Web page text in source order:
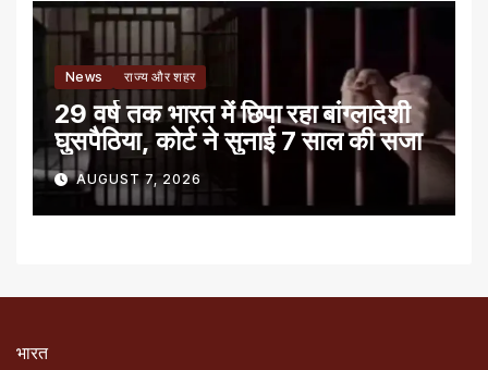
News राज्य और शहर
29 वर्ष तक भारत में छिपा रहा बांग्लादेशी
घुसपैठिया, कोर्ट ने सुनाई 7 साल की सजा
AUGUST 7, 2026
भारत